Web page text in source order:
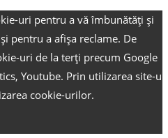
uri pentru a vă îmbunătăți și
pentru a afișa reclame. De
uri de la terți precum Google
Youtube. Prin utilizarea site-
cookie-urilor.